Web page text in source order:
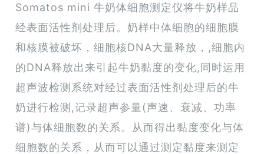
Somatos mini 牛奶体细胞测定仪将牛奶样品
经表面活性剂处理后。奶样中体细胞的细胞膜
和核膜被破坏，细胞核DNA大量释放，,细胞内
的DNA释放出来引起牛奶黏度的变化,同时运用
超声波检测系统对经过表面活性剂处理后的牛
奶进行检测,记录超声参量(声速、衰减、功率
谱)与体细胞数的关系。从而得出黏度变化与体
细胞数的关系，从而可以通过测定黏度来测定